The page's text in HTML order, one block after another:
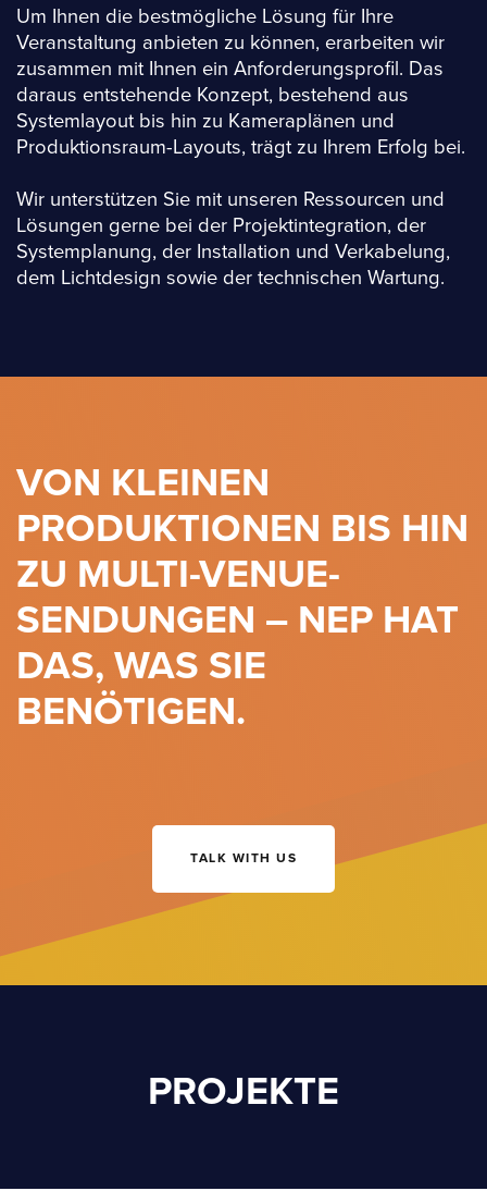
Um Ihnen die bestmögliche Lösung für Ihre
Veranstaltung anbieten zu können, erarbeiten wir
zusammen mit Ihnen ein Anforderungsprofil. Das
daraus entstehende Konzept, bestehend aus
Systemlayout bis hin zu Kameraplänen und
Produktionsraum-Layouts, trägt zu Ihrem Erfolg bei.
Wir unterstützen Sie mit unseren Ressourcen und
Lösungen gerne bei der Projektintegration, der
Systemplanung, der Installation und Verkabelung,
dem Lichtdesign sowie der technischen Wartung.
VON KLEINEN
PRODUKTIONEN BIS HIN
ZU MULTI-VENUE-
SENDUNGEN – NEP HAT
DAS, WAS SIE
BENÖTIGEN.
TALK WITH US
PROJEKTE